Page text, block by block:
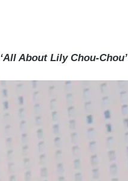
‘All About Lily Chou-Chou’